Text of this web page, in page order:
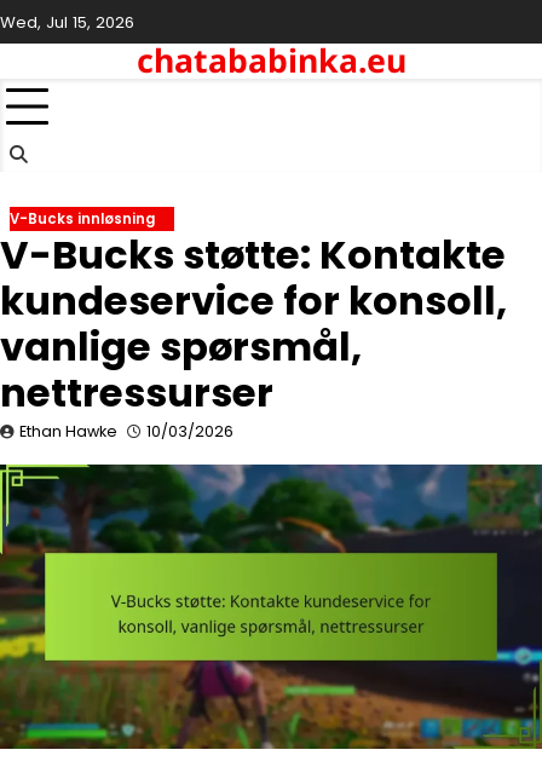
Skip
to
Wed, Jul 15, 2026
chatababinka.eu
V-Bucks innløsning
V-Bucks støtte: Kontakte
kundeservice for konsoll,
vanlige spørsmål,
nettressurser
Ethan Hawke 10/03/2026